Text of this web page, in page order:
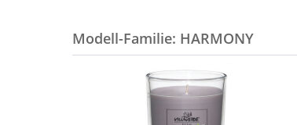
Modell-Familie: HARMONY